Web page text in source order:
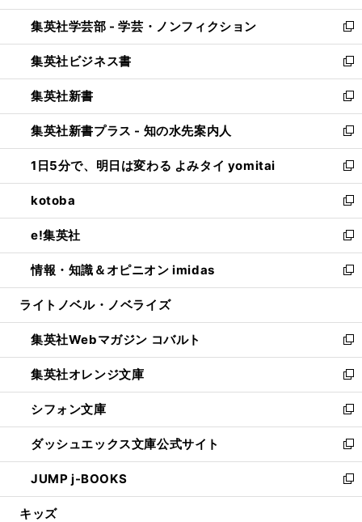
開
く
ウ
で
開
く
ン
ド
ウ
で
開
く
ウ
ィ
ン
ド
ウ
で
開
く
集英社学芸部 - 学芸・ノンフィクション
新
し
い
ウ
ィ
ン
ド
ウ
で
開
く
集英社ビジネス書
新
し
い
ウ
ィ
ン
ド
ウ
で
開
く
集英社新書
新
し
い
ウ
ィ
ン
ド
ウ
で
開
く
集英社新書プラス - 知の水先案内人
新
し
い
ウ
ィ
ン
ド
ウ
で
開
1日5分で、明日は変わる よみタイ yomitai
新
し
い
ウ
ィ
ン
ド
ウ
開
く
kotoba
新
し
い
ウ
ィ
ン
ウ
で
開
く
e!集英社
新
し
い
ウ
ン
ド
ウ
で
開
く
情報・知識＆オピニオン imidas
新
し
ウ
ィ
ン
ド
ウ
で
開
く
ライトノベル・ノベライズ
集英社Webマガジン コバルト
新
し
い
ウ
ィ
ン
ド
ウ
で
開
集英社オレンジ文庫
新
し
い
ウ
ィ
ン
ド
ウ
シフォン文庫
新
し
い
ウ
ィ
ン
ダッシュエックス文庫公式サイト
新
し
い
ウ
JUMP j-BOOKS
新
し
キッズ